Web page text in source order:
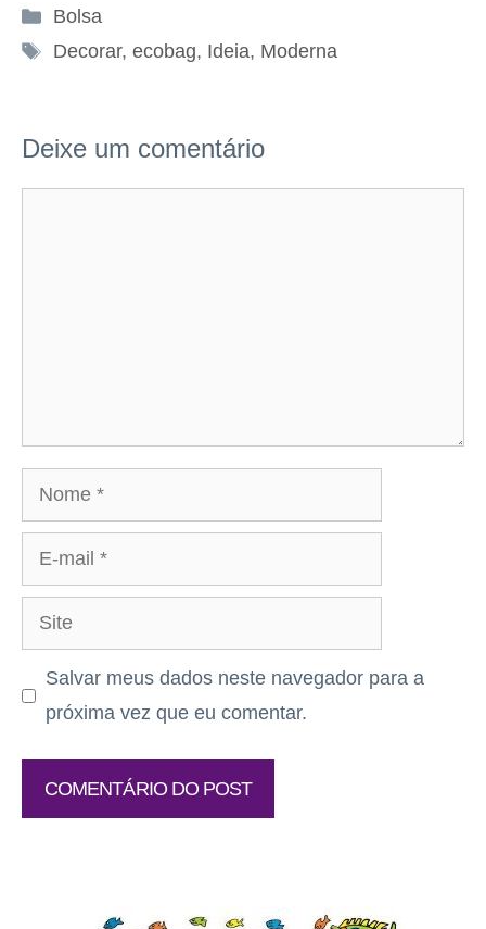
Categorias
Bolsa
Tags
Decorar, ecobag, Ideia, Moderna
Deixe um comentário
Nome
mail
Site
Salvar meus dados neste navegador para a
próxima vez que eu comentar.